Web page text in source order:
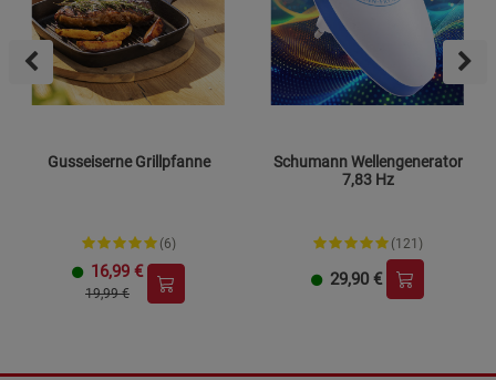
Gusseiserne Grillpfanne
(6)
16,99 €
19,99 €
Schumann Wellengenerator
7,83 Hz
(121)
29,90 €